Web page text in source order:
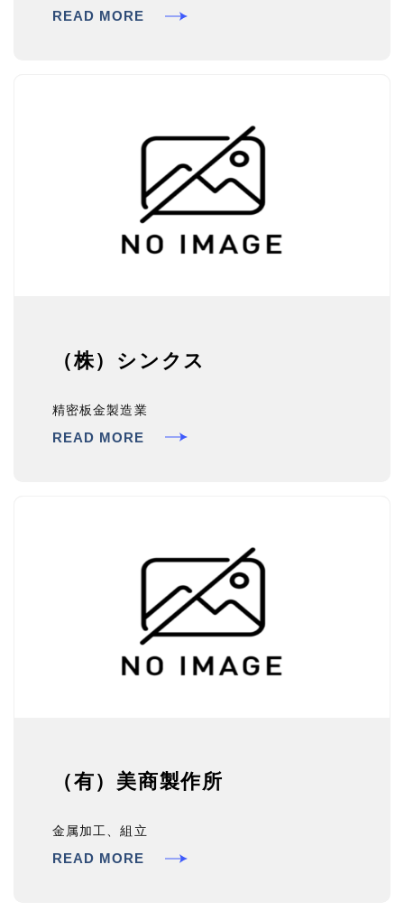
READ MORE
（株）シンクス
精密板金製造業
READ MORE
（有）美商製作所
金属加工、組立
READ MORE